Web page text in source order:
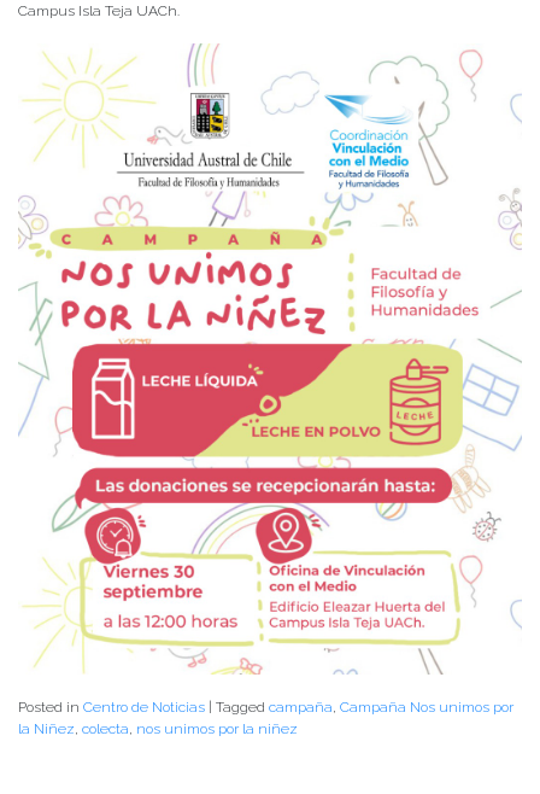
Campus Isla Teja UACh.
Posted in Centro de Noticias | Tagged campaña, Campaña Nos unimos por
la Niñez, colecta, nos unimos por la niñez